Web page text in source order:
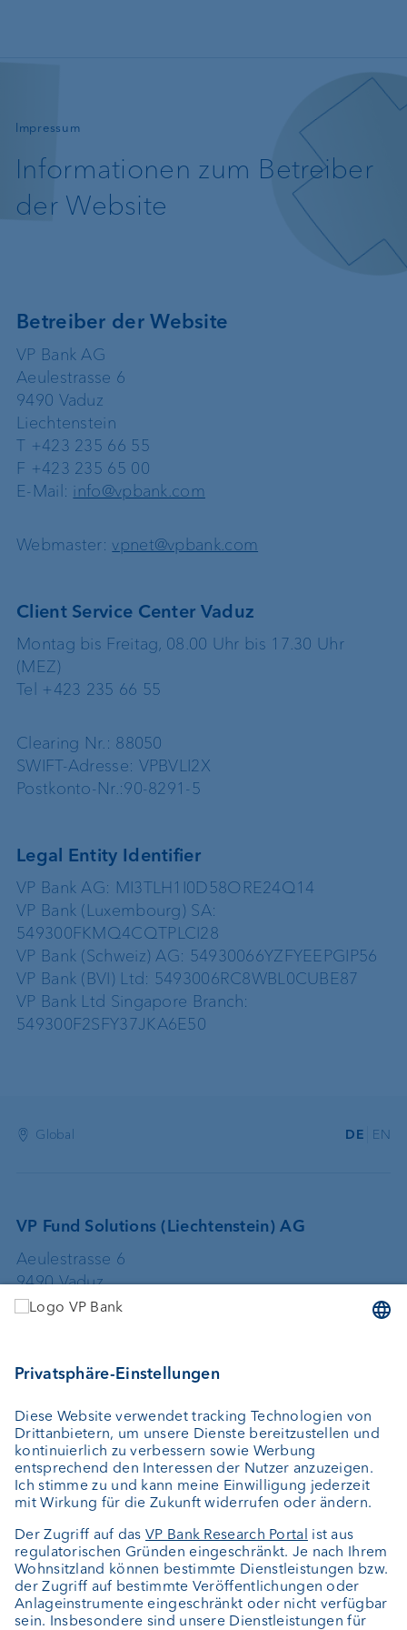
Impressum
—
Informationen zum Betreiber
der Website
Betreiber der Website
VP Bank AG
Aeulestrasse 6
9490 Vaduz
Liechtenstein
T +423 235 66 55
F +423 235 65 00
E-Mail: info@vpbank.com
Webmaster: vpnet@vpbank.com
Client Service Center Vaduz
Montag bis Freitag, 08.00 Uhr bis 17.30 Uhr
(MEZ)
Tel +423 235 66 55
Clearing Nr.: 88050
SWIFT-Adresse: VPBVLI2X
Postkonto-Nr.:90-8291-5
Legal Entity Identifier
VP Bank AG: MI3TLH1I0D58ORE24Q14
VP Bank (Luxembourg) SA:
549300FKMQ4CQTPLCI28
VP Bank (Schweiz) AG: 54930066YZFYEEPGIP56
VP Bank (BVI) Ltd: 5493006RC8WBL0CUBE87
VP Bank Ltd Singapore Branch:
549300F2SFY37JKA6E50
Global DE EN
VP Fund Solutions (Liechtenstein) AG
Aeulestrasse 6
9490 Vaduz
Liechtenstein
VP Fund Solutions (Luxembourg) SA
2, rue Edward Steichen
2540 Luxembourg
Luxemburg
FundClients-LUX@vpbank.com
Service